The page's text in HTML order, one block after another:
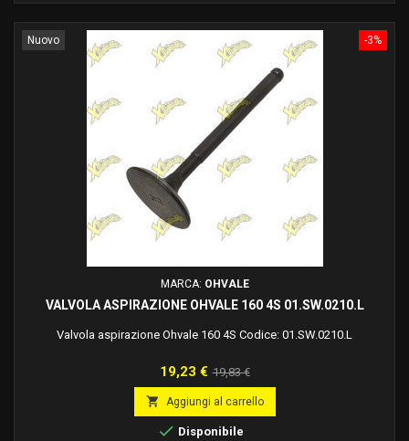
-3%
Nuovo
MARCA: OHVALE
VALVOLA ASPIRAZIONE OHVALE 160 4S 01.SW.0210.L
Valvola aspirazione Ohvale 160 4S Codice: 01.SW.0210.L
Prezzo
19,23 € Prezzo
base
19,83 €
 Aggiungi al carrello
 Disponibile